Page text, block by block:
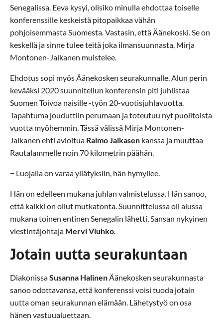
Senegalissa. Eeva kysyi, olisiko minulla ehdottaa toiselle
konferenssille keskeistä pitopaikkaa vähän
pohjoisemmasta Suomesta. Vastasin, että Äänekoski. Se on
keskellä ja sinne tulee teitä joka ilmansuunnasta, Mirja
Montonen-Jalkanen muistelee.
Ehdotus sopi myös Äänekosken seurakunnalle. Alun perin
kevääksi 2020 suunnitellun konferensin piti juhlistaa
Suomen Toivoa naisille -työn 20-vuotisjuhlavuotta.
Tapahtuma jouduttiin perumaan ja toteutuu nyt puolitoista
vuotta myöhemmin. Tässä välissä Mirja Montonen-
Jalkanen ehti avioitua Raimo Jalkasen kanssa ja muuttaa
Rautalammelle noin 70 kilometrin päähän.
− Luojalla on varaa yllätyksiin, hän hymyilee.
Hän on edelleen mukana juhlan valmistelussa. Hän sanoo,
että kaikki on ollut mutkatonta. Suunnittelussa oli alussa
mukana toinen entinen Senegalin lähetti, Sansan nykyinen
viestintäjohtaja Mervi Viuhko
Jotain uutta seurakuntaan
DiakonissaSusanna Halinen Äänekosken seurakunnasta
sanoo odottavansa, että konferenssi voisi tuoda jotain
uutta oman seurakunnan elämään. Lähetystyö on osa
hänen vastuualuettaan.